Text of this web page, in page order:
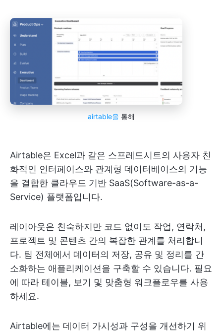
airtable을 통해
Airtable은 Excel과 같은 스프레드시트의 사용자 친
화적인 인터페이스와 관계형 데이터베이스의 기능
을 결합한 클라우드 기반 SaaS(Software-as-a-
Service) 플랫폼입니다.
레이아웃은 친숙하지만 코드 없이도 작업, 연락처,
프로젝트 및 콘텐츠 간의 복잡한 관계를 처리합니
다. 팀 전체에서 데이터의 저장, 공유 및 정리를 간
소화하는 애플리케이션을 구축할 수 있습니다. 필요
에 따라 테이블, 보기 및 맞춤형 워크플로우를 사용
하세요.
Airtable에는 데이터 가시성과 구성을 개선하기 위